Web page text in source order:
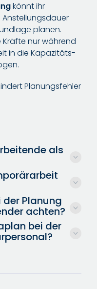
könnt ihr
planen.
nur während
in die Kapazitäts-
Planungsfehler
als
in der Regel nur für
Unternehmen tätig
Monate. Im
oder
Flexibilität,
gebraucht
Engpässen
– ohne langfristig
Planung
achten?
genau
Ressourcen nur
bei der